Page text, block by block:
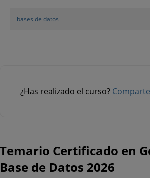
bases de datos
¿Has realizado el curso?
Temario Certificado en
Base de Datos 2026